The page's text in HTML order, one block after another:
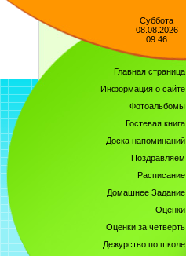
Суббота
08.08.2026
09:46
Главная страница
Информация о сайте
Фотоальбомы
Гостевая книга
Доска напоминаний
Поздравляем
Расписание
Домашнее Задание
Оценки
Оценки за четверть
Дежурство по школе